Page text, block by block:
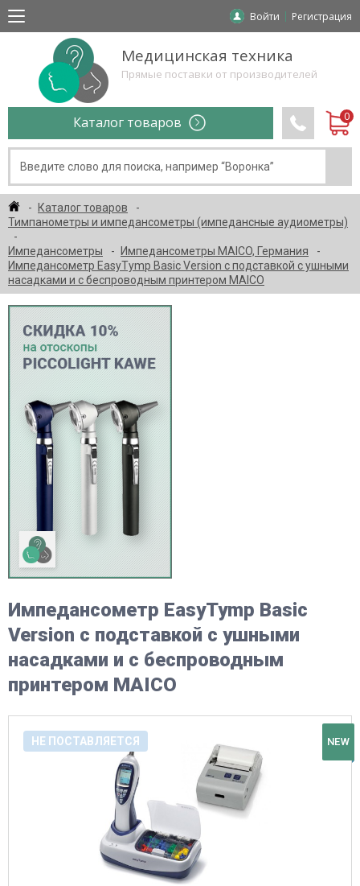
Войти Регистрация
Медицинская техника
Прямые поставки от производителей
Каталог товаров
Каталог товаров
Тимпанометры и импедансометры (импедансные аудиометры)
Импедансометры
Импедансометры MAICO, Германия
Импедансометр EasyTymp Basic Version с подставкой с ушными
насадками и с беспроводным принтером MAICO
Импедансометр EasyTymp Basic
Version с подставкой с ушными
насадками и с беспроводным
принтером MAICO
НЕ ПОСТАВЛЯЕТСЯ NEW